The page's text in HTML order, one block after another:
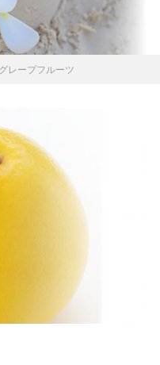
グレープフルーツ